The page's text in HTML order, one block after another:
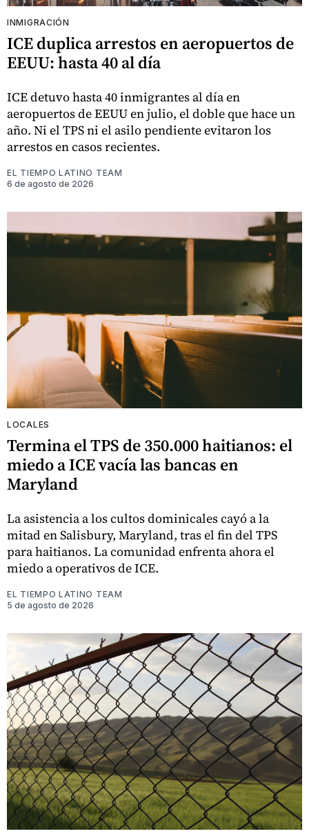
INMIGRACIÓN
ICE duplica arrestos en aeropuertos de
EEUU: hasta 40 al día
ICE detuvo hasta 40 inmigrantes al día en
aeropuertos de EEUU en julio, el doble que hace un
año. Ni el TPS ni el asilo pendiente evitaron los
arrestos en casos recientes.
EL TIEMPO LATINO TEAM
6 de agosto de 2026
LOCALES
Termina el TPS de 350.000 haitianos: el
miedo a ICE vacía las bancas en
Maryland
La asistencia a los cultos dominicales cayó a la
mitad en Salisbury, Maryland, tras el fin del TPS
para haitianos. La comunidad enfrenta ahora el
miedo a operativos de ICE.
EL TIEMPO LATINO TEAM
5 de agosto de 2026